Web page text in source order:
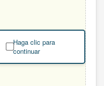
Haga clic para
continuar